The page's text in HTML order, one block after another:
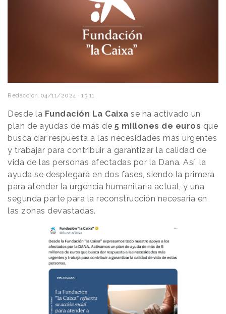
Redacción 04/11/2024 · 13:11
Desde la Fundación La Caixa se ha activado un
plan de ayudas de más de 5 millones de euros que
busca dar respuesta a las necesidades más urgentes
y trabajar para contribuir a garantizar la calidad de
vida de las personas afectadas por la Dana. Así, la
ayuda se desplegará en dos fases, siendo la primera
para atender la urgencia humanitaria actual, y una
segunda parte para la reconstrucción necesaria en
las zonas devastadas.